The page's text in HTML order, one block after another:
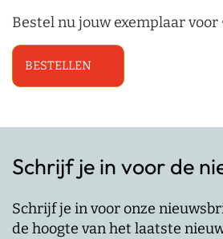
Bestel nu jouw exemplaar voor
BESTELLEN
Schrijf je in voor de
Schrijf je in voor onze
de hoogte van het laatste